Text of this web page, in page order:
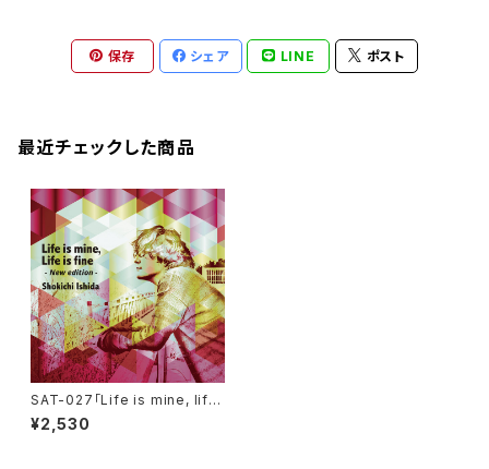
保存 シェア LINE ポスト
最近チェックした商品
SAT-027「Life is mine, life
is fine -New edition-」
¥2,530